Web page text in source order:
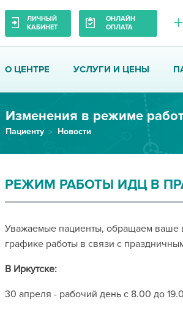
ЛИЧНЫЙ
КАБИНЕТ
ОНЛАЙН
ОПЛАТА
О ЦЕНТРЕ УСЛУГИ И ЦЕНЫ
Изменения в режиме
Пациенту Новости
РЕЖИМ РАБОТЫ ИДЦ В
Уважаемые пациенты, обращаем ваше
графике работы в связи с
В Иркутске:
30 апреля - рабочий день с 8.00 до